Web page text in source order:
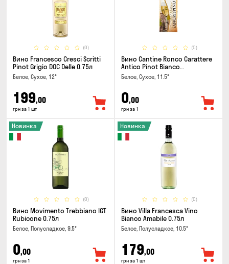
(0)
Вино Francesco Cresci Scritti
Pinot Grigio DOC Delle 0.75л
Белое, Сухое, 12°
199,00
грн за 1 шт
(0)
Вино Cantine Ronco Carattere
Antico Pinot Bianco
Chardonnay Rubicone IGT 0.25л
Белое, Сухое, 11.5°
0,00
грн за 1
(0)
Новинка
Вино Movimento Trebbiano IGT
Rubicone 0.75л
Белое, Полусладкое, 9.5°
0,00
грн за 1
(0)
Новинка
Вино Villa Francesca Vino
Bianco Amabile 0.75л
Белое, Полусладкое, 10.5°
179,00
грн за 1 шт